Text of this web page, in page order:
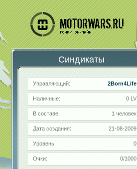
Синдикаты
Управляющий: 2Born4Life
Наличные: 0 LV
В составе: 1 человек
Дата создания: 21-08-2009
Уровень: 0
Очки: 0/1000